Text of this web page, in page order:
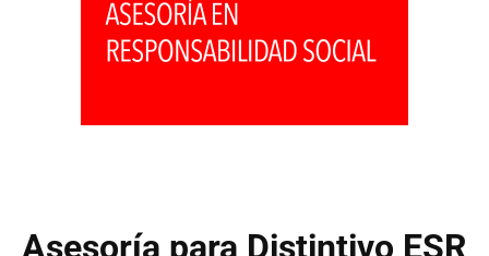
Asesoría para Distintivo ESR